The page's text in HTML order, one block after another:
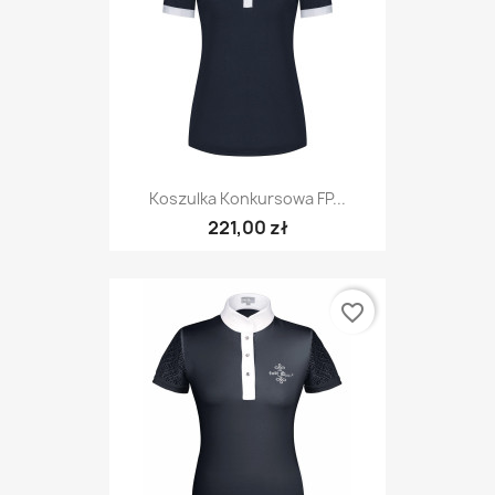
Koszulka Konkursowa FP...
221,00 zł
favorite_border